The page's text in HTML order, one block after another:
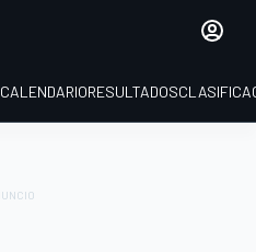
CALENDARIORESULTADOS